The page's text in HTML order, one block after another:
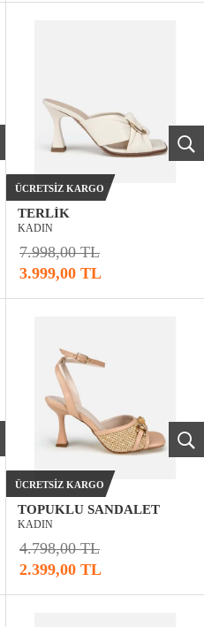
TERLIK
KADIN
7.998,00 TL
3.999,00 TL
ÜCRETSIZ KARGO
TOPUKLU SANDALET
KADIN
4.798,00 TL
2.399,00 TL
ÜCRETSIZ KARGO